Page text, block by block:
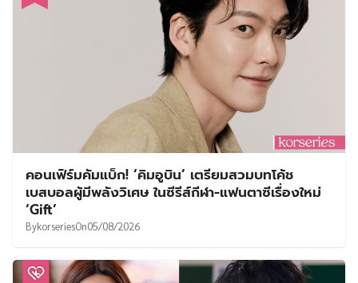
คอนเฟิร์มคัมแบ็ก! ‘คิมอูบิน’ เตรียมสวมบทโค้ช
เบสบอลผู้มีพลังวิเศษ ในซีรีส์กีฬา-แฟนตาซีเรื่องใหม่
‘Gift’
BykorseriesOn05/08/2026